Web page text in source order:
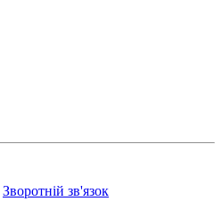
Зворотній зв'язок